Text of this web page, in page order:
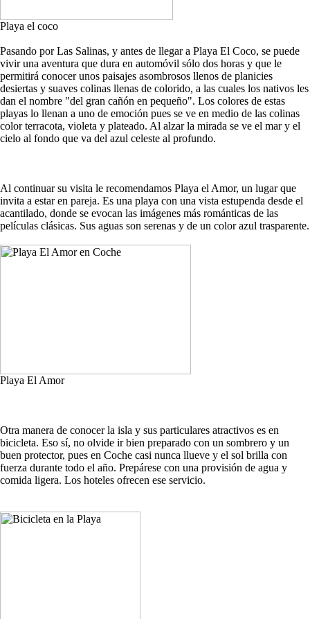
Playa el coco
Pasando por Las Salinas, y antes de llegar a Playa El Coco, se puede
vivir una aventura que dura en automóvil sólo dos horas y que le
permitirá conocer unos paisajes asombrosos llenos de planicies
desiertas y suaves colinas llenas de colorido, a las cuales los nativos les
dan el nombre "del gran cañón en pequeño". Los colores de estas
playas lo llenan a uno de emoción pues se ve en medio de las colinas
color terracota, violeta y plateado. Al alzar la mirada se ve el mar y el
cielo al fondo que va del azul celeste al profundo.
Al continuar su visita le recomendamos Playa el Amor, un lugar que
invita a estar en pareja. Es una playa con una vista estupenda desde el
acantilado, donde se evocan las imágenes más románticas de las
películas clásicas. Sus aguas son serenas y de un color azul trasparente.
Playa El Amor
Otra manera de conocer la isla y sus particulares atractivos es en
bicicleta. Eso sí, no olvide ir bien preparado con un sombrero y un
buen protector, pues en Coche casi nunca llueve y el sol brilla con
fuerza durante todo el año. Prepárese con una provisión de agua y
comida ligera. Los hoteles ofrecen ese servicio.